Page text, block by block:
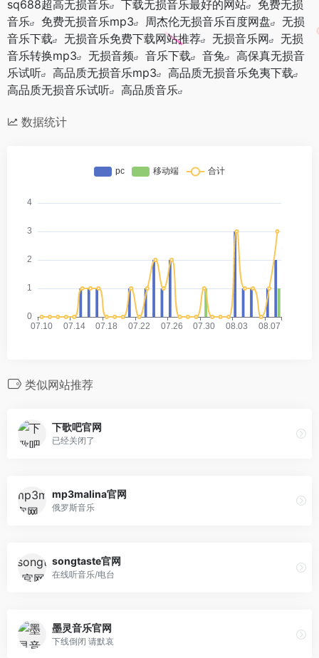
sq688超高无损音乐
下载无损音乐最好的网站
免费无损
音乐
免费无损音乐mp3 周杰伦无损音乐百度网盘
无损
音乐下载
无损音乐免费下载网站推荐 无损音乐网
无损
音乐转换mp3
无损音频 音乐下载 音兔
高保真无损音
乐试听
高品质无损音乐mp3
高品质无损音乐免夷下载
高品质无损音乐试听
高品质音乐
数据统计
类似网站推荐
下歌吧官网
已经关闭了
mp3malina官网
俄罗斯音乐
songtaste官网
在线听音乐/电台
墨灵音乐官网
下线倒闭 请默哀